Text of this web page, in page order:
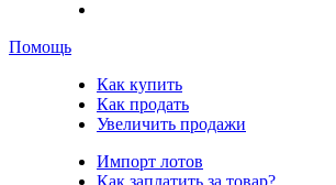
Помощь
Как купить
Как продать
Увеличить продажи
Импорт лотов
Как заплатить за товар?